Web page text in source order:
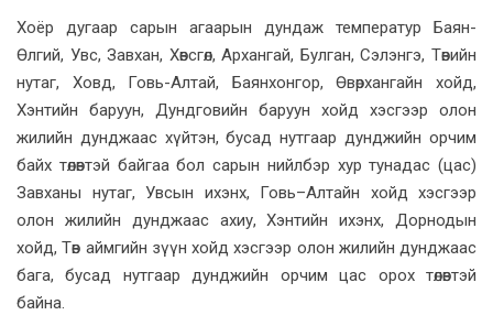
Хоёр дугаар сарын агаарын дундаж температур Баян-
Өлгий, Увс, Завхан, Хөвсгөл, Архангай, Булган, Сэлэнгэ, Төвийн
нутаг, Ховд, Говь-Алтай, Баянхонгор, Өвөрхангайн хойд,
Хэнтийн баруун, Дундговийн баруун хойд хэсгээр олон
жилийн дунджаас хүйтэн, бусад нутгаар дунджийн орчим
байх төлөвтэй байгаа бол сарын нийлбэр хур тунадас (цас)
Завханы нутаг, Увсын ихэнх, Говь–Алтайн хойд хэсгээр
олон жилийн дунджаас ахиу, Хэнтийн ихэнх, Дорнодын
хойд, Төв аймгийн зүүн хойд хэсгээр олон жилийн дунджаас
бага, бусад нутгаар дунджийн орчим цас орох төлөвтэй
байна.